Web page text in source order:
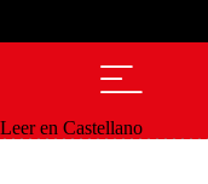
Leer en Castellano